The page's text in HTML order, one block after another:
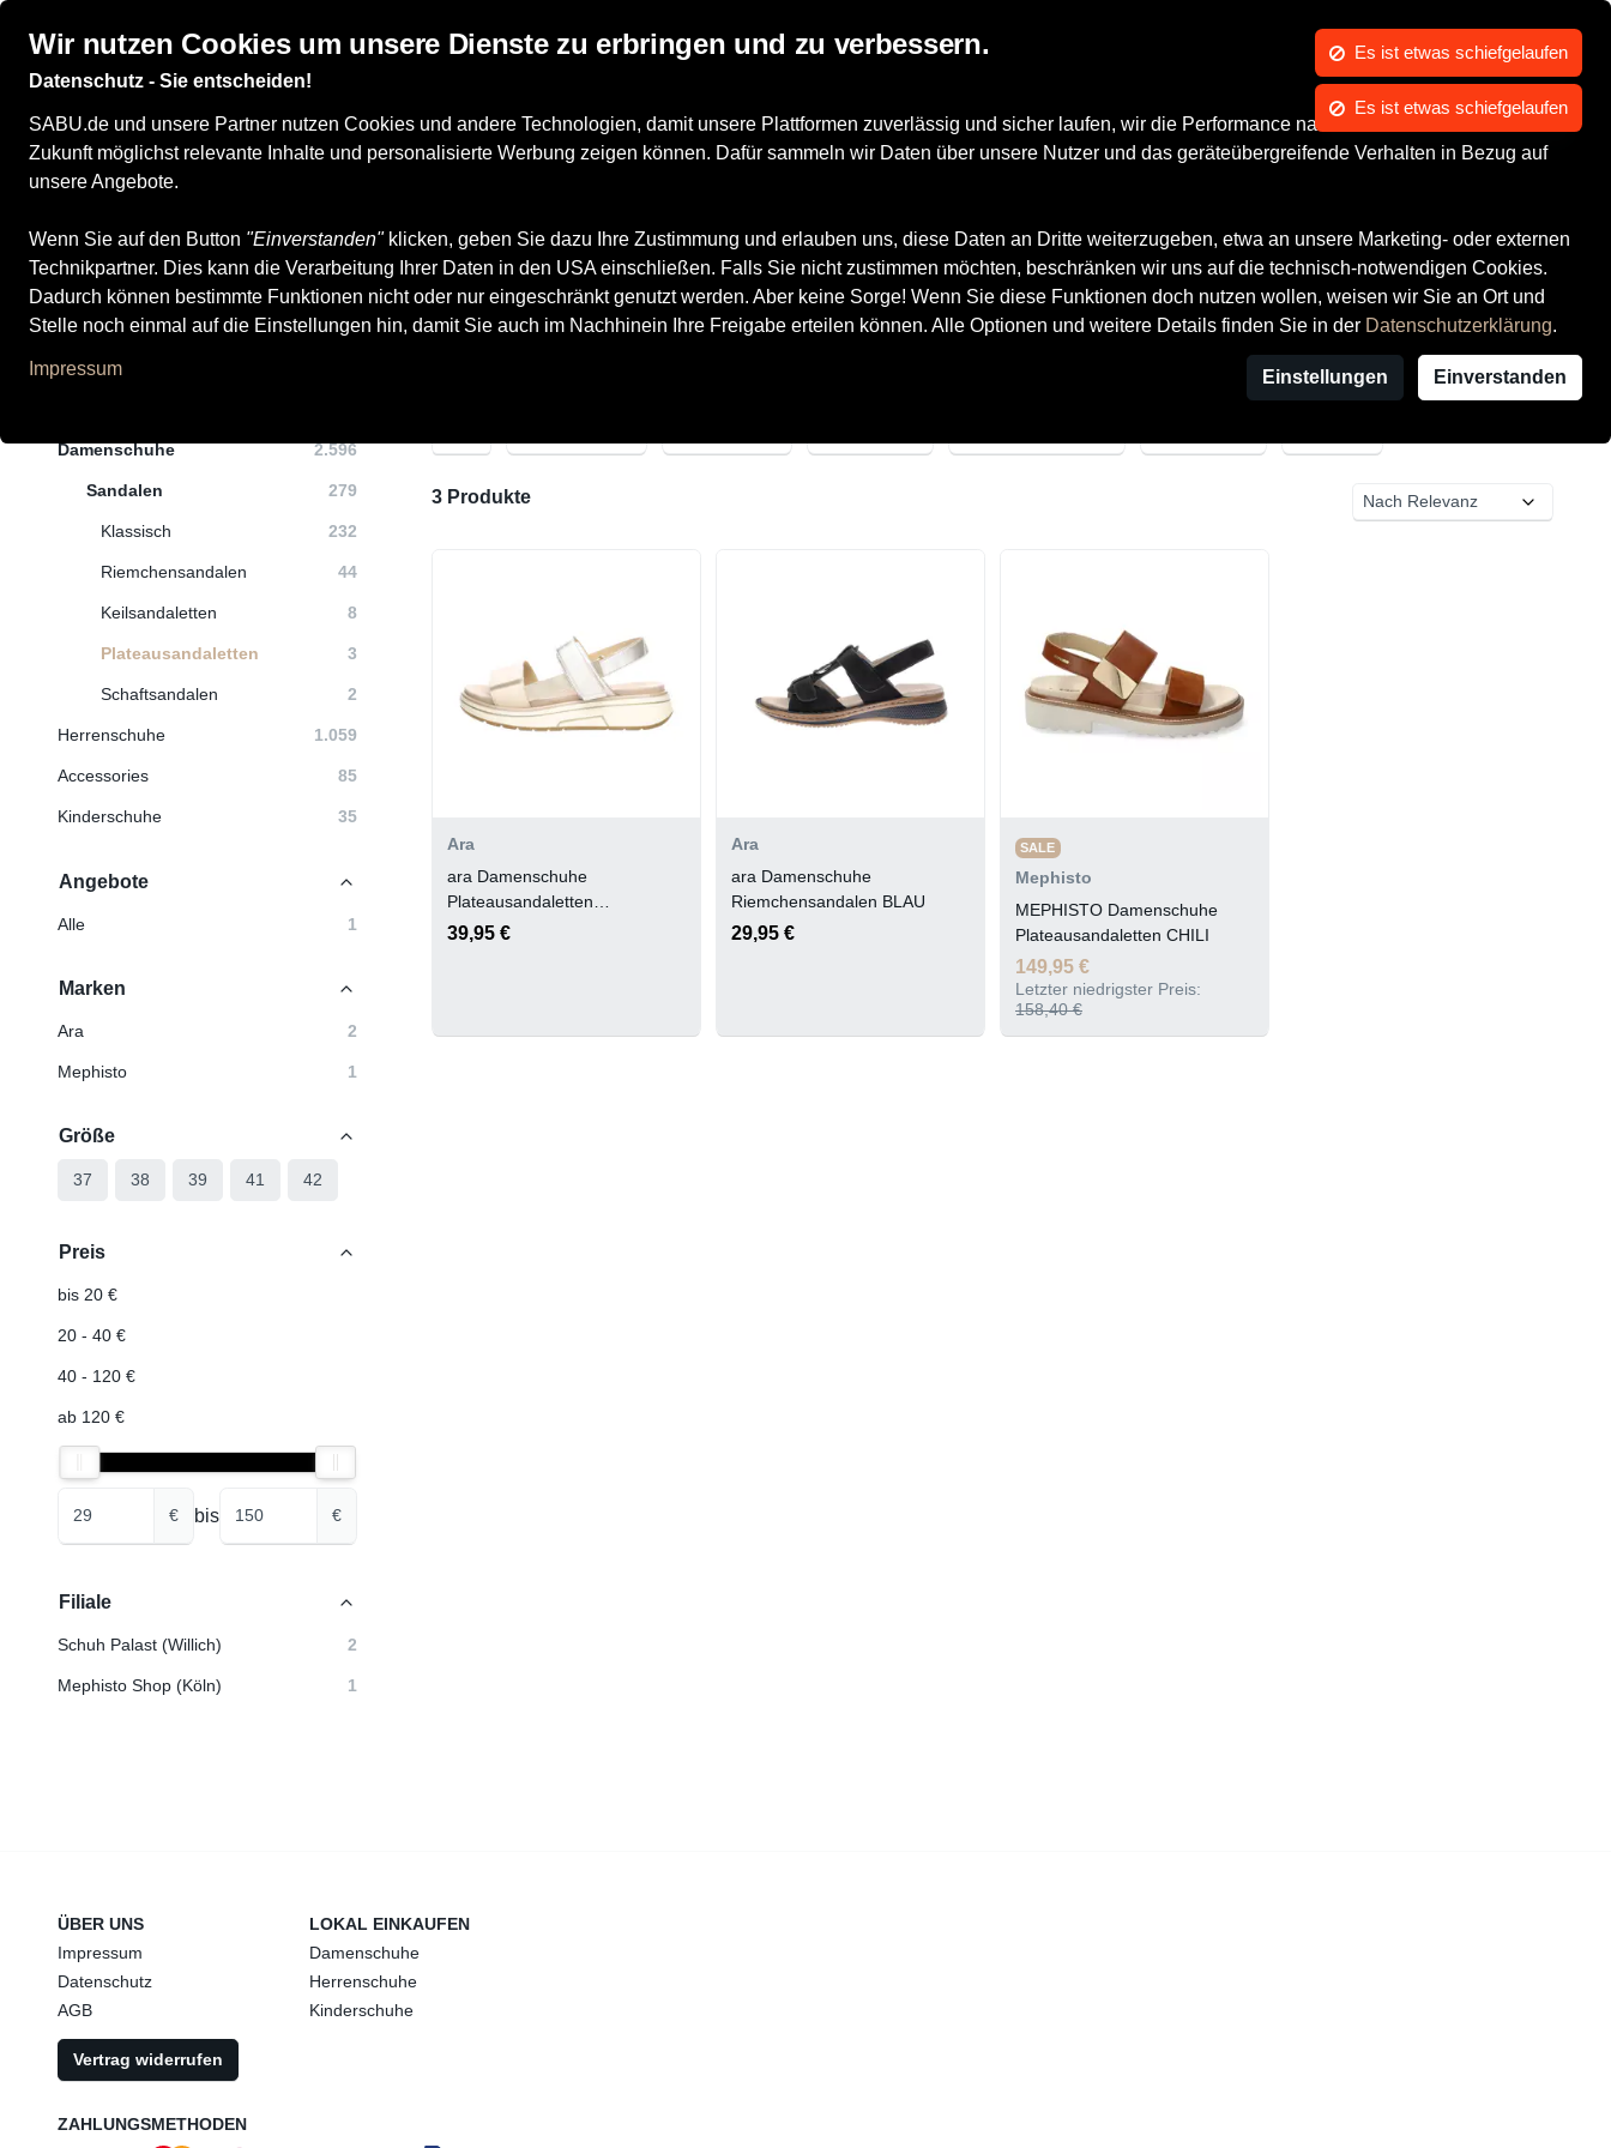
Wir nutzen Cookies um unsere Dienste zu erbringen und zu verbessern.
Datenschutz - Sie entscheiden!
SABU.de und unsere Partner nutzen Cookies und andere Technologien, damit unsere Plattformen zuverlässig und sicher laufen, wir die Performance nachvollziehen und Ihnen in
Zukunft möglichst relevante Inhalte und personalisierte Werbung zeigen können. Dafür sammeln wir Daten über unsere Nutzer und das geräteübergreifende Verhalten in Bezug auf
unsere Angebote.
Wenn Sie auf den Button "Einverstanden"klicken, geben Sie dazu Ihre Zustimmung und erlauben uns, diese Daten an Dritte weiterzugeben, etwa an unsere Marketing- oder externen
Technikpartner. Dies kann die Verarbeitung Ihrer Daten in den USA einschließen. Falls Sie nicht zustimmen möchten, beschränken wir uns auf die technisch-notwendigen Cookies.
Dadurch können bestimmte Funktionen nicht oder nur eingeschränkt genutzt werden. Aber keine Sorge! Wenn Sie diese Funktionen doch nutzen wollen, weisen wir Sie an Ort und
Stelle noch einmal auf die Einstellungen hin, damit Sie auch im Nachhinein Ihre Freigabe erteilen können. Alle Optionen und weitere Details finden Sie in der Datenschutzerklärung.
Impressum Einstellungen Einverstanden
Mein Konto Warenkorb
Damenschuhe Herrenschuhe Kinderschuhe Marken
Alle Produkte Damenschuhe Sandalen Plateausandaletten
Plateausandaletten
Damenschuhe 2.596
Sandalen 279
Klassisch 232
Riemchensandalen 44
Keilsandaletten 8
Plateausandaletten 3
Schaftsandalen 2
Herrenschuhe 1.059
Accessories 85
Kinderschuhe 35
Angebote
Alle 1
Marken
Ara 2
Mephisto 1
Größe
37 38 39 41 42
Preis
bis 20 €
20 - 40 €
40 - 120 €
ab 120 €
€ bis €
Filiale
Schuh Palast (Willich) 2
Mephisto Shop (Köln) 1
3 Produkte
Ara
ara Damenschuhe
Plateausandaletten
MARMOR,SAND,PLATIN
39,95 €
Ara
ara Damenschuhe
Riemchensandalen BLAU
29,95 €
SALE
Mephisto
MEPHISTO Damenschuhe
Plateausandaletten CHILI
149,95 €
Letzter niedrigster Preis:
158,40 €
ÜBER UNS
Impressum
Datenschutz
AGB
Vertrag widerrufen
LOKAL EINKAUFEN
Damenschuhe
Herrenschuhe
Kinderschuhe
ZAHLUNGSMETHODEN